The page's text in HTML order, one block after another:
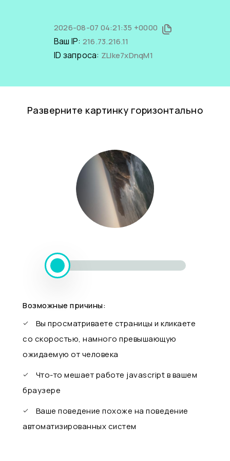
2026-08-07 04:21:35 +0000
Ваш IP: 216.73.216.11
ID запроса: ZLIke7xDnqM1
Разверните картинку горизонтально
Возможные причины:
Вы просматриваете страницы и кликаете
со скоростью, намного превышающую
ожидаемую от человека
Что-то мешает работе javascript в вашем
браузере
Ваше поведение похоже на поведение
автоматизированных систем